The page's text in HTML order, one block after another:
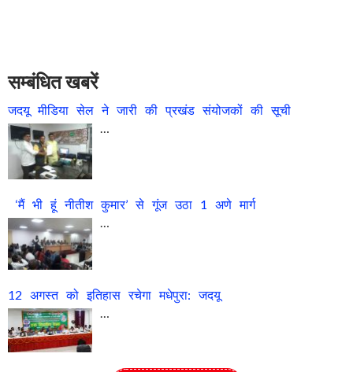
सम्बंधित खबरें
जदयू मीडिया सेल ने जारी की प्रखंड संयोजकों की सूची
‘मैं भी हूं नीतीश कुमार’ से गूंज उठा 1 अणे मार्ग
…
12 अगस्त को इतिहास रचेगा मधेपुरा: जदयू
…